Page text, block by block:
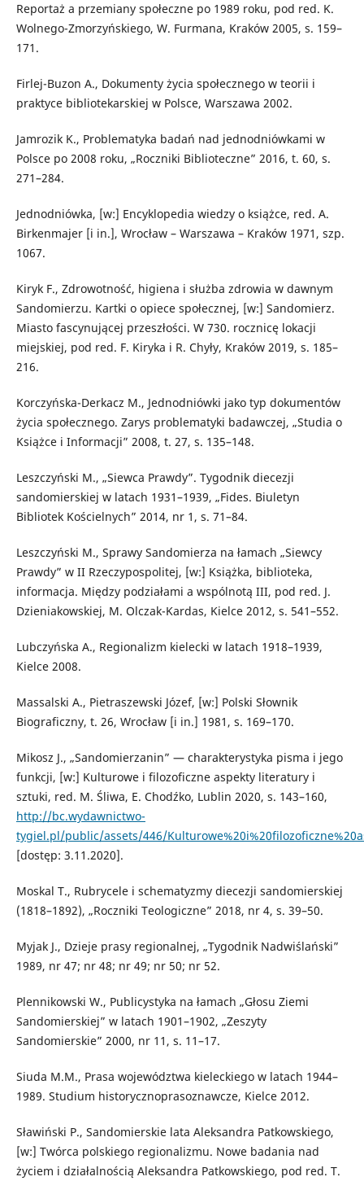
Reportaż a przemiany społeczne po 1989 roku, pod red. K.
Wolnego-Zmorzyńskiego, W. Furmana, Kraków 2005, s. 159–
171.
Firlej-Buzon A., Dokumenty życia społecznego w teorii i
praktyce bibliotekarskiej w Polsce, Warszawa 2002.
Jamrozik K., Problematyka badań nad jednodniówkami w
Polsce po 2008 roku, „Roczniki Biblioteczne” 2016, t. 60, s.
271–284.
Jednodniówka, [w:] Encyklopedia wiedzy o książce, red. A.
Birkenmajer [i in.], Wrocław – Warszawa – Kraków 1971, szp.
1067.
Kiryk F., Zdrowotność, higiena i służba zdrowia w dawnym
Sandomierzu. Kartki o opiece społecznej, [w:] Sandomierz.
Miasto fascynującej przeszłości. W 730. rocznicę lokacji
miejskiej, pod red. F. Kiryka i R. Chyły, Kraków 2019, s. 185–
216.
Korczyńska-Derkacz M., Jednodniówki jako typ dokumentów
życia społecznego. Zarys problematyki badawczej, „Studia o
Książce i Informacji” 2008, t. 27, s. 135–148.
Leszczyński M., „Siewca Prawdy”. Tygodnik diecezji
sandomierskiej w latach 1931–1939, „Fides. Biuletyn
Bibliotek Kościelnych” 2014, nr 1, s. 71–84.
Leszczyński M., Sprawy Sandomierza na łamach „Siewcy
Prawdy” w II Rzeczypospolitej, [w:] Książka, biblioteka,
informacja. Między podziałami a wspólnotą III, pod red. J.
Dzieniakowskiej, M. Olczak-Kardas, Kielce 2012, s. 541–552.
Lubczyńska A., Regionalizm kielecki w latach 1918–1939,
Kielce 2008.
Massalski A., Pietraszewski Józef, [w:] Polski Słownik
Biograficzny, t. 26, Wrocław [i in.] 1981, s. 169–170.
Mikosz J., „Sandomierzanin” — charakterystyka pisma i jego
funkcji, [w:] Kulturowe i filozoficzne aspekty literatury i
sztuki, red. M. Śliwa, E. Chodźko, Lublin 2020, s. 143–160,
http://bc.wydawnictwo-
tygiel.pl/public/assets/446/
[dostęp: 3.11.2020].
Moskal T., Rubrycele i schematyzmy diecezji sandomierskiej
(1818–1892), „Roczniki Teologiczne” 2018, nr 4, s. 39–50.
Myjak J., Dzieje prasy regionalnej, „Tygodnik Nadwiślański”
1989, nr 47; nr 48; nr 49; nr 50; nr 52.
Plennikowski W., Publicystyka na łamach „Głosu Ziemi
Sandomierskiej” w latach 1901–1902, „Zeszyty
Sandomierskie” 2000, nr 11, s. 11–17.
Siuda M.M., Prasa województwa kieleckiego w latach 1944–
1989. Studium historycznoprasoznawcze, Kielce 2012.
Sławiński P., Sandomierskie lata Aleksandra Patkowskiego,
[w:] Twórca polskiego regionalizmu. Nowe badania nad
życiem i działalnością Aleksandra Patkowskiego, pod red. T.